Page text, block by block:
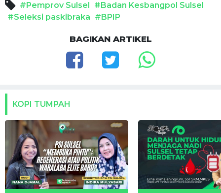
#Pemprov Sulsel #Badan Kesbangpol Sulsel
#Seleksi paskibraka #BPIP
BAGIKAN ARTIKEL
KOPI TUMPAH